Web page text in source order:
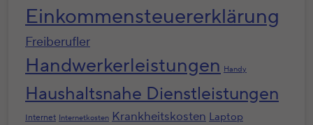
Einkommensteuererklärung
Freiberufler
Handwerkerleistungen Handy
Haushaltsnahe Dienstleistungen
Internet Internetkosten Krankheitskosten Laptop